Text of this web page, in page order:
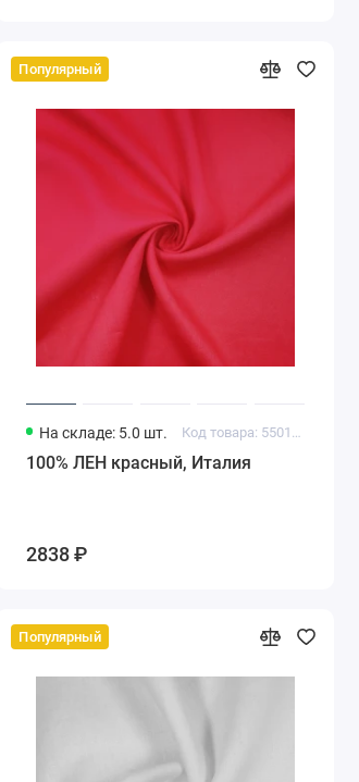
Популярный
На складе: 5.0 шт. Код товара: 55011591
100% ЛЕН красный, Италия
2838 ₽
Популярный